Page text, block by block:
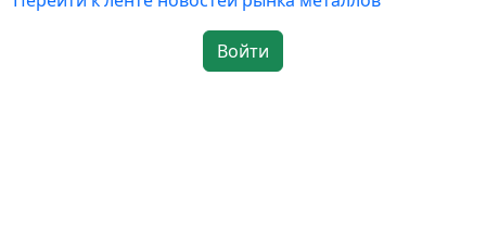
Войти